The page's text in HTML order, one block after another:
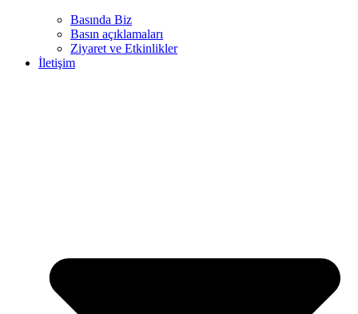
Basında Biz
Basın açıklamaları
Ziyaret ve Etkinlikler
İletişim